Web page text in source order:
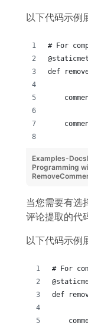
以下代码示例
# For
def
Examples-
Programming
当您需要有选
评论提取的代
以下代码示例
# For
def